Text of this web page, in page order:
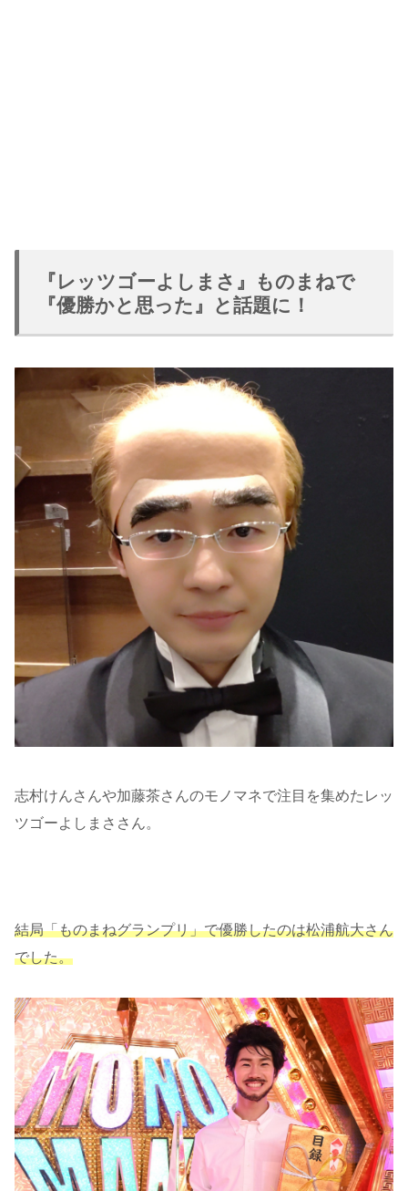
『レッツゴーよしまさ』ものまねで
『優勝かと思った』と話題に！
志村けんさんや加藤茶さんのモノマネで注目を集めたレッ
ツゴーよしまささん。
結局「ものまねグランプリ」で優勝したのは松浦航大さん
でした。